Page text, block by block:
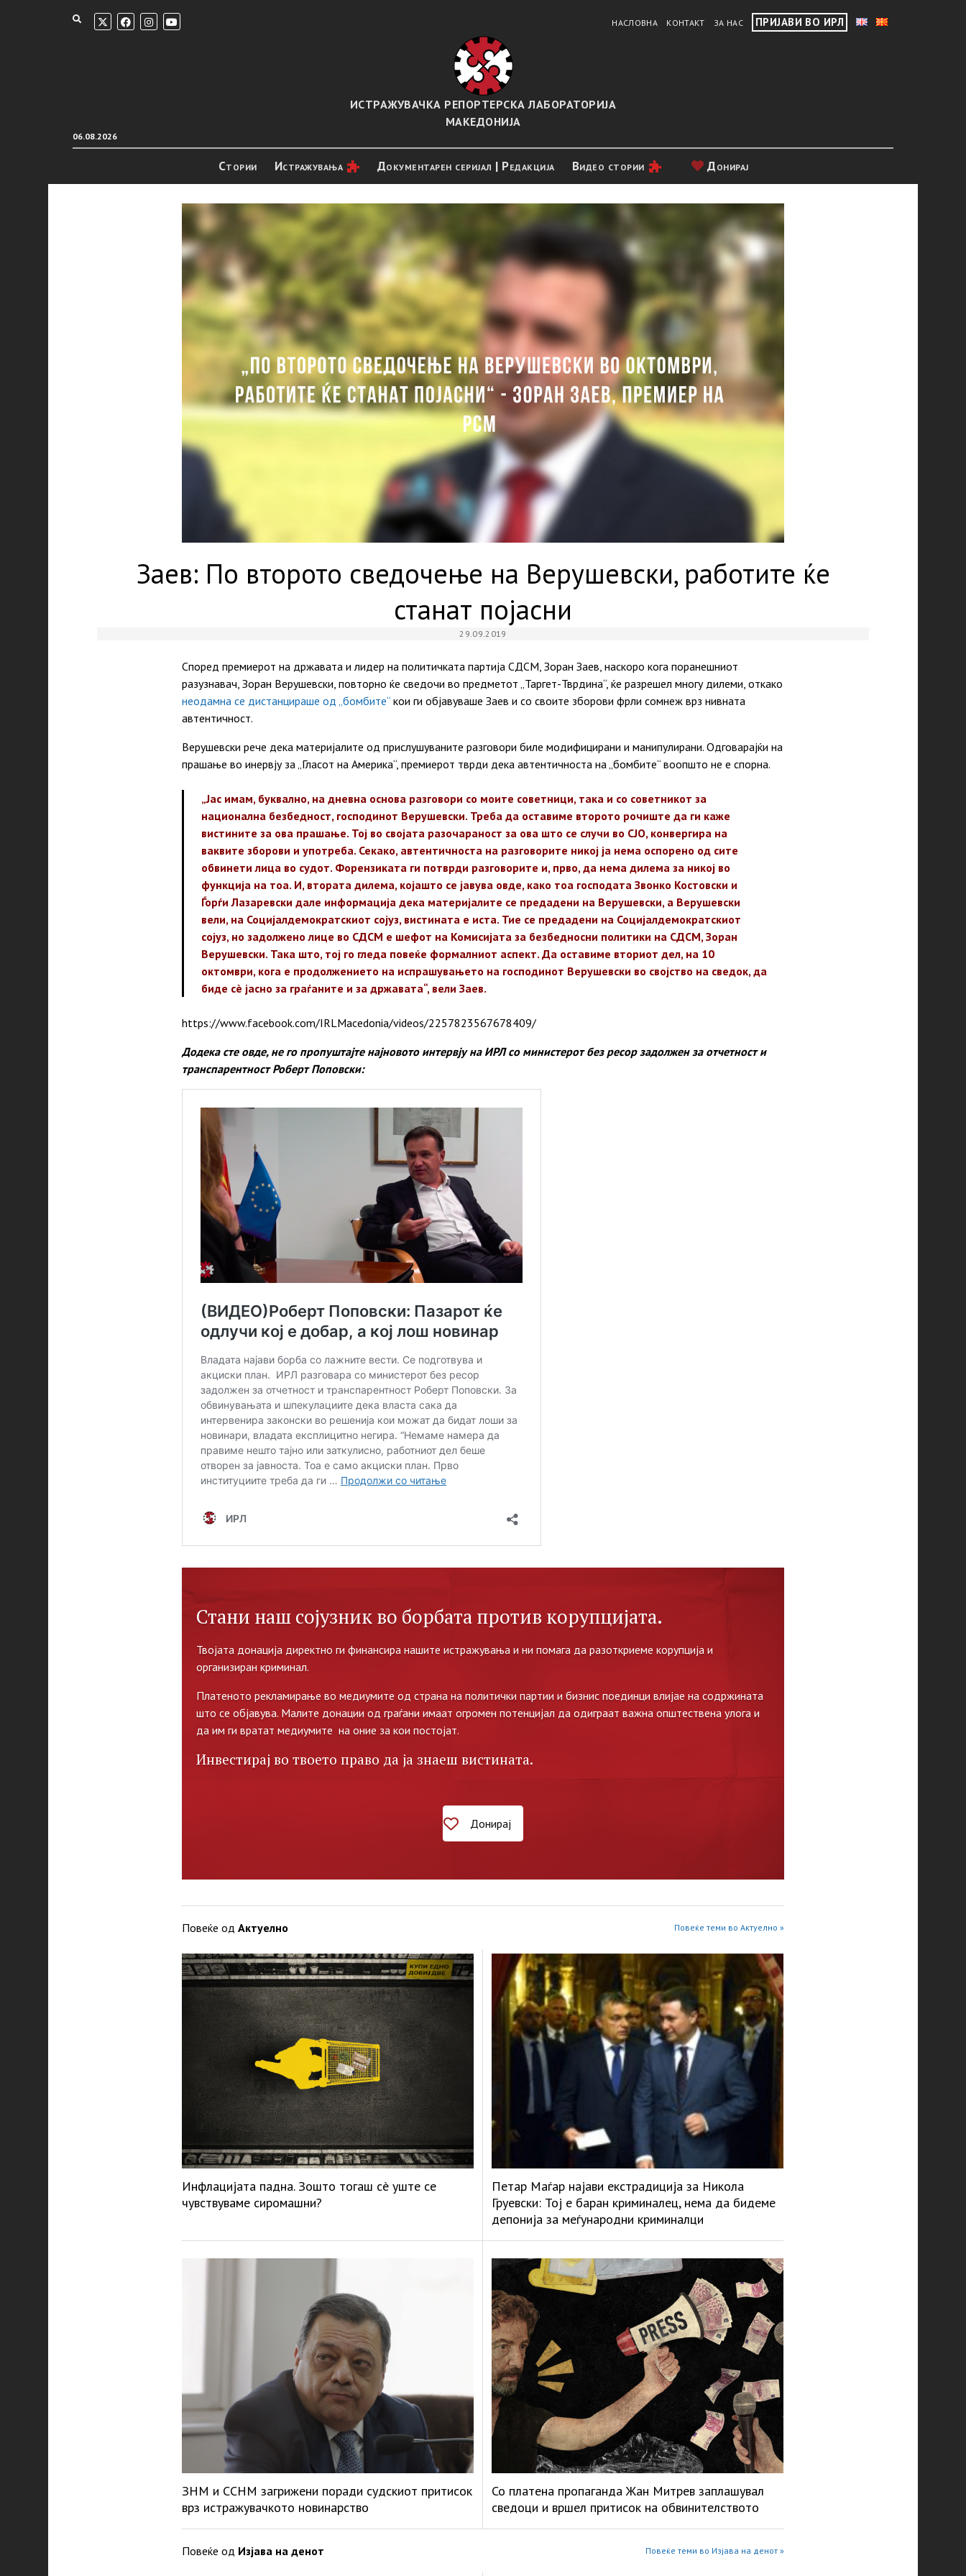
НАСЛОВНА КОНТАКТ ЗА НАС ПРИЈАВИ ВО ИРЛ
06.08.2026
ИСТРАЖУВАЧКА РЕПОРТЕРСКА ЛАБОРАТОРИЈА
МАКЕДОНИЈА
Стории Истражувањa Документарен серијал | Редакција Видео стории Донирај
Заев: По второто сведочење на Верушевски, работите ќе
станат појасни
29.09.2019
Според премиерот на државата и лидер на политичката партија СДСМ, Зоран Заев, наскоро кога поранешниот
разузнавач, Зоран Верушевски, повторно ќе сведочи во предметот „Таргет-Тврдина“, ќе разрешел многу дилеми, откако
неодамна се дистанцираше од „бомбите“кои ги објавуваше Заев и со своите зборови фрли сомнеж врз нивната
автентичност.
Верушевски рече дека материјалите од прислушуваните разговори биле модифицирани и манипулирани. Одговарајќи на
прашање во инервју за „Гласот на Америка“, премиерот тврди дека автентичноста на „бомбите“ воопшто не е спорна.
„Јас имам, буквално, на дневна основа разговори со моите советници, така и со советникот за
национална безбедност, господинот Верушевски. Треба да оставиме второто рочиште да ги каже
вистините за ова прашање. Тој во својата разочараност за ова што се случи во СЈО, конвергира на
ваквите зборови и употреба. Секако, автентичноста на разговорите никој ја нема оспорено од сите
обвинети лица во судот. Форензиката ги потврди разговорите и, прво, да нема дилема за никој во
функција на тоа. И, втората дилема, којашто се јавува овде, како тоа господата Звонко Костовски и
Ѓорѓи Лазаревски дале информација дека материјалите се предадени на Верушевски, а Верушевски
вели, на Социјалдемократскиот сојуз, вистината е иста. Тие се предадени на Социјалдемократскиот
сојуз, но задолжено лице во СДСМ е шефот на Комисијата за безбедносни политики на СДСМ, Зоран
Верушевски. Така што, тој го гледа повеќе формалниот аспект. Да оставиме вториот дел, на 10
октомври, кога е продолжението на испрашувањето на господинот Верушевски во својство на сведок, да
биде сè јасно за граѓаните и за државата“, вели Заев.
https://www.facebook.com/IRLMacedonia/videos/2257823567678409/
Додека сте овде, не го пропуштајте најновото интервју на ИРЛ со министерот без ресор задолжен за отчетност и
транспарентност Роберт Поповски:
Стани наш сојузник во борбата против корупцијата.
Твојата донација директно ги финансира нашите истражувања и ни помага да разоткриеме корупција и
организиран криминал.
Платеното рекламирање во медиумите од страна на политички партии и бизнис поединци влијае на содржината
што се објавува. Малите донации од граѓани имаат огромен потенцијал да одиграат важна општествена улога и
да им ги вратат медиумите на оние за кои постојат.
Инвестирај во твоето право да ја знаеш вистината.
Донирај
Повеќе од Актуелно Повеќе теми во Актуелно »
Инфлацијата падна. Зошто тогаш сè уште се
чувствуваме сиромашни?
Петар Маѓар најави екстрадиција за Никола
Груевски: Тој е баран криминалец, нема да бидеме
депонија за меѓународни криминалци
ЗНМ и ССНМ загрижени поради судскиот притисок
врз истражувачкото новинарство
Со платена пропаганда Жан Митрев заплашувал
сведоци и вршел притисок на обвинителството
Повеќе од Изјава на денот Повеќе теми во Изјава на денот »